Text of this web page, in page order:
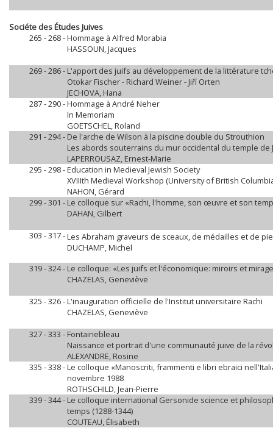
Sociéte des Études Juives
265 - 268 -Hommage à Alfred Morabia
HASSOUN, Jacques
269 - 286 - L'apport des juifs au développement de la littérature
Otokar Fischer - Richard Weiner - Jiří Orten
JECHOVA, Hana
287 - 290 -Hommage à André Neher
In Memoriam
GOETSCHEL, Roland
291 - 294 - De l'arche de Wilson à la piscine double du Strouthion
Les abords souterrains du mur occidental du temple de
LAPERROUSAZ, Ernest-Marie
295 - 298 -Education in Medieval Jewish Society
XVIIIth Medieval Workshop (University of British
NAHON, Gérard
299 - 301 - Le colloque sur «Rachi, l'homme, son œuvre et son
DAHAN, Gilbert
303 - 317 -Les Abraham graveurs de sceaux, de médailles et de
DUCHAMP, Michel
319 - 324 - Le colloque: «Les juifs et l'économique: miroirs et
CHAZELAS, Geneviève
325 - 326 -L'inauguration officielle de l'Institut universitaire Rachi
CHAZELAS, Geneviève
327 - 333 - Fontainebleau
Naissance et portrait d'une communauté juive de la
ALEXANDRE, Rosine
335 - 338 -Le colloque «Manoscriti, frammenti e libri ebraici
novembre 1988
ROTHSCHILD, Jean-Pierre
339 - 344 - Le colloque international Gersonide science et
temps (1288-1344)
COUTEAU, Élisabeth